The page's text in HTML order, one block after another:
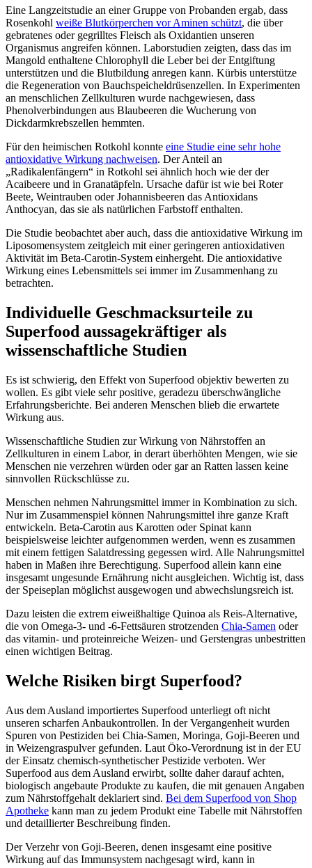
Eine Langzeitstudie an einer Gruppe von Probanden ergab, dass
Rosenkohl weiße Blutkörperchen vor Aminen schützt, die über
gebratenes oder gegrilltes Fleisch als Oxidantien unseren
Organismus angreifen können. Laborstudien zeigten, dass das im
Mangold enthaltene Chlorophyll die Leber bei der Entgiftung
unterstützen und die Blutbildung anregen kann. Kürbis unterstütze
die Regeneration von Bauchspeicheldrüsenzellen. In Experimenten
an menschlichen Zellkulturen wurde nachgewiesen, dass
Phenolverbindungen aus Blaubeeren die Wucherung von
Dickdarmkrebszellen hemmten.
Für den heimischen Rotkohl konnte eine Studie eine sehr hohe
antioxidative Wirkung nachweisen. Der Anteil an
„Radikalenfängern“ in Rotkohl sei ähnlich hoch wie der der
Acaibeere und in Granatäpfeln. Ursache dafür ist wie bei Roter
Beete, Weintrauben oder Johannisbeeren das Antioxidans
Anthocyan, das sie als natürlichen Farbstoff enthalten.
Die Studie beobachtet aber auch, dass die antioxidative Wirkung im
Liposomensystem zeitgleich mit einer geringeren antioxidativen
Aktivität im Beta-Carotin-System einhergeht. Die antioxidative
Wirkung eines Lebensmittels sei immer im Zusammenhang zu
betrachten.
Individuelle Geschmacksurteile zu
Superfood aussagekräftiger als
wissenschaftliche Studien
Es ist schwierig, den Effekt von Superfood objektiv bewerten zu
wollen. Es gibt viele sehr positive, geradezu überschwängliche
Erfahrungsberichte. Bei anderen Menschen blieb die erwartete
Wirkung aus.
Wissenschaftliche Studien zur Wirkung von Nährstoffen an
Zellkulturen in einem Labor, in derart überhöhten Mengen, wie sie
Menschen nie verzehren würden oder gar an Ratten lassen keine
sinnvollen Rückschlüsse zu.
Menschen nehmen Nahrungsmittel immer in Kombination zu sich.
Nur im Zusammenspiel können Nahrungsmittel ihre ganze Kraft
entwickeln. Beta-Carotin aus Karotten oder Spinat kann
beispielsweise leichter aufgenommen werden, wenn es zusammen
mit einem fettigen Salatdressing gegessen wird. Alle Nahrungsmittel
haben in Maßen ihre Berechtigung. Superfood allein kann eine
insgesamt ungesunde Ernährung nicht ausgleichen. Wichtig ist, dass
der Speiseplan möglichst ausgewogen und abwechslungsreich ist.
Dazu leisten die extrem eiweißhaltige Quinoa als Reis-Alternative,
die von Omega-3- und -6-Fettsäuren strotzenden Chia-Samen oder
das vitamin- und proteinreiche Weizen- und Gerstengras unbestritten
einen wichtigen Beitrag.
Welche Risiken birgt Superfood?
Aus dem Ausland importiertes Superfood unterliegt oft nicht
unseren scharfen Anbaukontrollen. In der Vergangenheit wurden
Spuren von Pestiziden bei Chia-Samen, Moringa, Goji-Beeren und
in Weizengraspulver gefunden. Laut Öko-Verordnung ist in der EU
der Einsatz chemisch-synthetischer Pestizide verboten. Wer
Superfood aus dem Ausland erwirbt, sollte daher darauf achten,
biologisch angebaute Produkte zu kaufen, die mit genauen Angaben
zum Nährstoffgehalt deklariert sind. Bei dem Superfood von Shop
Apotheke kann man zu jedem Produkt eine Tabelle mit Nährstoffen
und detaillierter Beschreibung finden.
Der Verzehr von Goji-Beeren, denen insgesamt eine positive
Wirkung auf das Immunsystem nachgesagt wird, kann in